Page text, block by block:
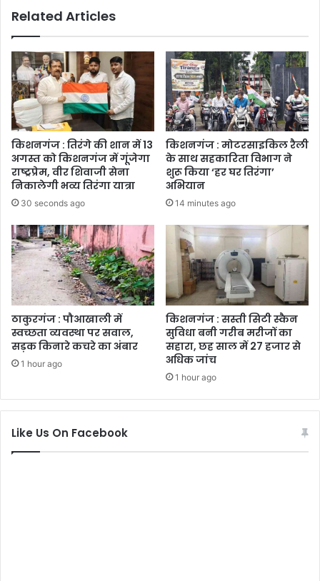
Related Articles
किशनगंज : तिरंगे की शान में 13
अगस्त को किशनगंज में गूंजेगा
राष्ट्रप्रेम, वीर शिवाजी सेना
निकालेगी भव्य तिरंगा यात्रा
30 seconds ago
किशनगंज : मोटरसाइकिल रैली
के साथ सहकारिता विभाग ने
शुरू किया ‘हर घर तिरंगा’
अभियान
14 minutes ago
ठाकुरगंज : पौआखाली में
स्वच्छता व्यवस्था पर सवाल,
सड़क किनारे कचरे का अंबार
1 hour ago
किशनगंज : सस्ती सिटी स्कैन
सुविधा बनी गरीब मरीजों का
सहारा, छह साल में 27 हजार से
अधिक जांच
1 hour ago
Like Us On Facebook